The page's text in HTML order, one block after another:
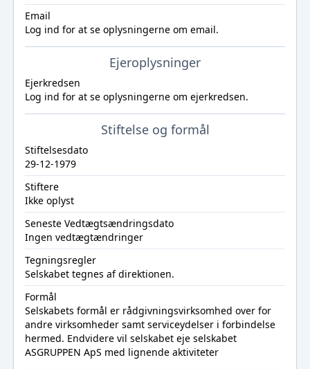
Email
Log ind for at se oplysningerne om email.
Ejeroplysninger
Ejerkredsen
Log ind for at se oplysningerne om ejerkredsen.
Stiftelse og formål
Stiftelsesdato
29-12-1979
Stiftere
Ikke oplyst
Seneste Vedtægtsændringsdato
Ingen vedtægtændringer
Tegningsregler
Selskabet tegnes af direktionen.
Formål
Selskabets formål er rådgivningsvirksomhed over for
andre virksomheder samt serviceydelser i forbindelse
hermed. Endvidere vil selskabet eje selskabet
ASGRUPPEN ApS med lignende aktiviteter